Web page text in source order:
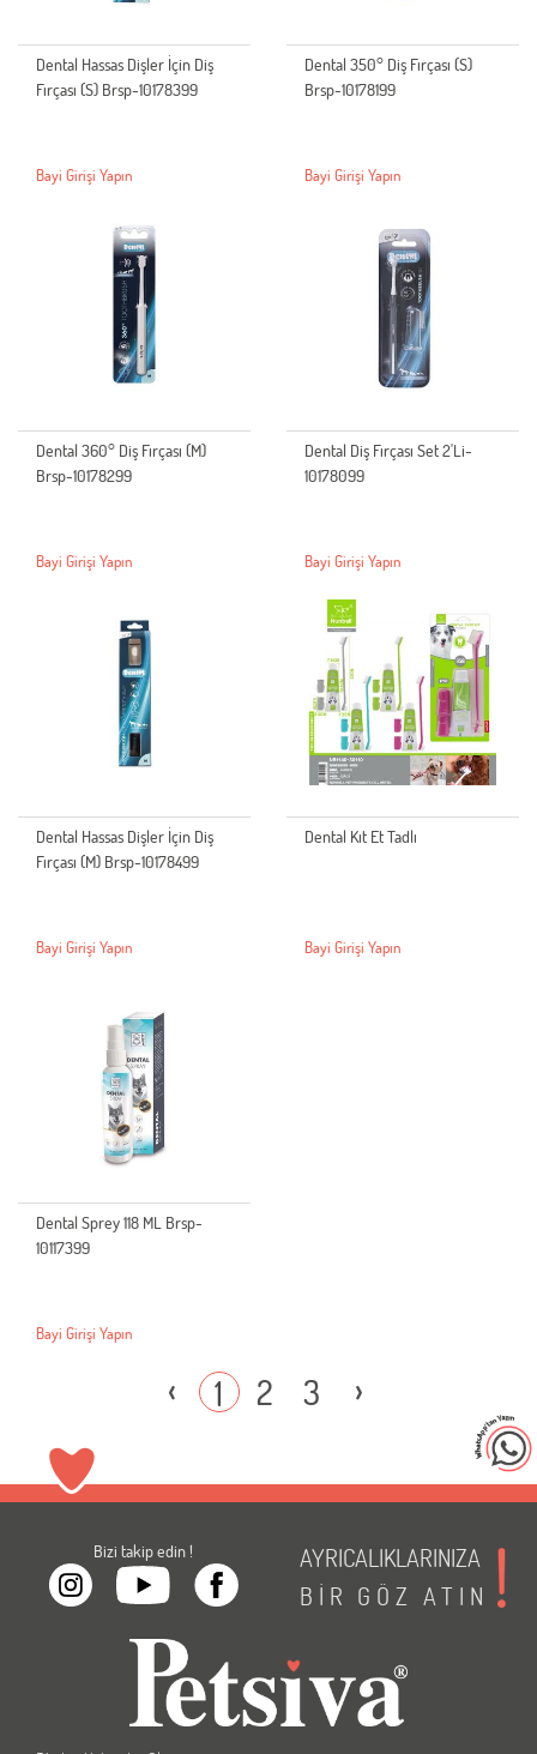
Dental Hassas Dişler İçin Diş
Fırçası (S) Brsp-10178399
Bayi Girişi Yapın
Dental 350° Diş Fırçası (S)
Brsp-10178199
Bayi Girişi Yapın
Dental 360° Diş Fırçası (M)
Brsp-10178299
Bayi Girişi Yapın
Dental Diş Fırçası Set 2'Li-
10178099
Bayi Girişi Yapın
Dental Hassas Dişler İçin Diş
Fırçası (M) Brsp-10178499
Bayi Girişi Yapın
Dental Kıt Et Tadlı
Bayi Girişi Yapın
Dental Sprey 118 ML Brsp-
10117399
Bayi Girişi Yapın
‹ 1 2 3 ›
Bizi takip edin !
AYRICALIKLARINIZA
BİR GÖZ ATIN